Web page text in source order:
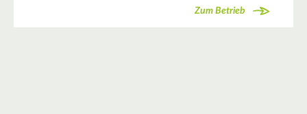
Zum Betrieb